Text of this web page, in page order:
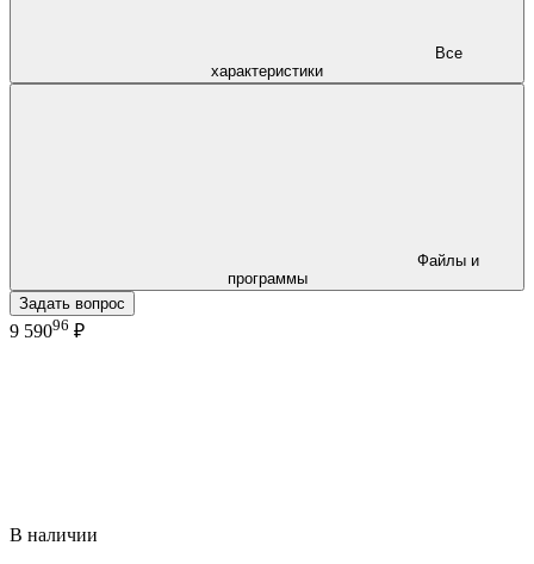
характеристики
программы
Задать вопрос
9 59096 ₽
В наличии